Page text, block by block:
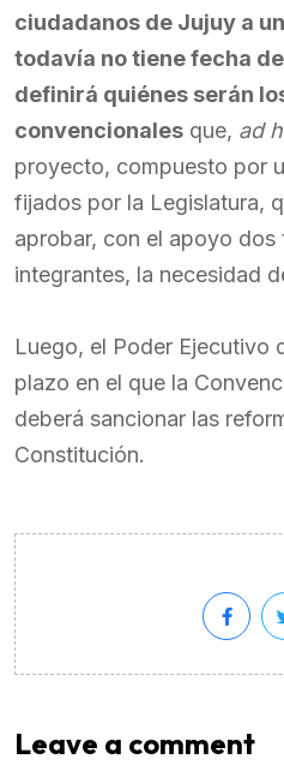
ciudadanos de Jujuy a
todavía no tiene fecha
definirá quiénes serán
convencionales que, ad
proyecto, compuesto por
fijados por la Legislatura,
aprobar, con el apoyo dos
integrantes, la necesidad
Luego, el Poder Ejecutivo
plazo en el que la
deberá sancionar las
Constitución.
Leave a comment